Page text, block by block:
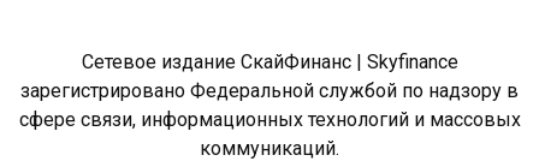
Сетевое издание СкайФинанс | Skyfinance
зарегистрировано Федеральной службой по надзору в
сфере связи, информационных технологий и массовых
коммуникаций.